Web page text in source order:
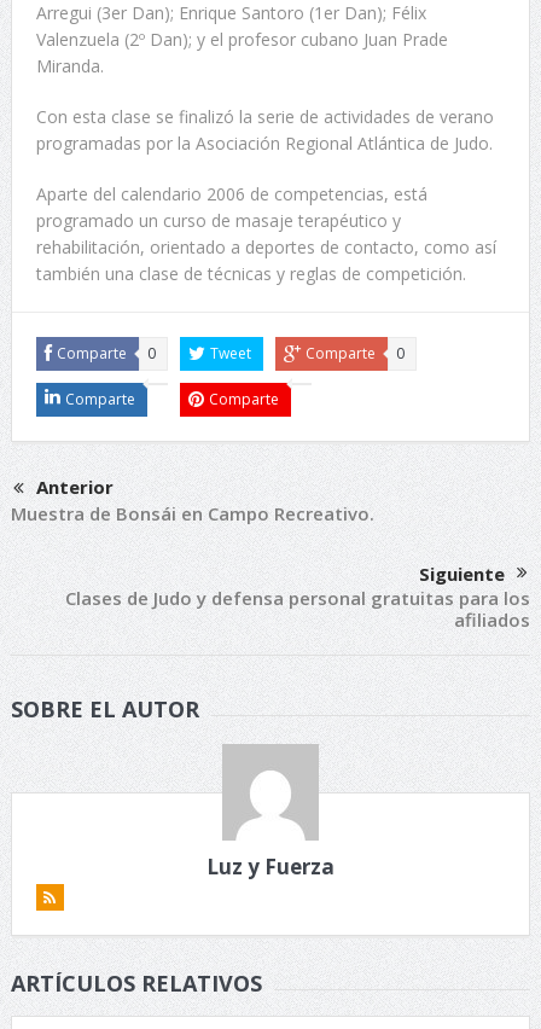
Arregui (3er Dan); Enrique Santoro (1er Dan); Félix
Valenzuela (2º Dan); y el profesor cubano Juan Prade
Miranda.
Con esta clase se finalizó la serie de actividades de verano
programadas por la Asociación Regional Atlántica de Judo.
Aparte del calendario 2006 de competencias, está
programado un curso de masaje terapéutico y
rehabilitación, orientado a deportes de contacto, como así
también una clase de técnicas y reglas de competición.
Comparte 0 Tweet Comparte 0
Comparte Comparte
Anterior
Muestra de Bonsái en Campo Recreativo.
Siguiente
Clases de Judo y defensa personal gratuitas para los
afiliados
SOBRE EL AUTOR
Luz y Fuerza
ARTÍCULOS RELATIVOS